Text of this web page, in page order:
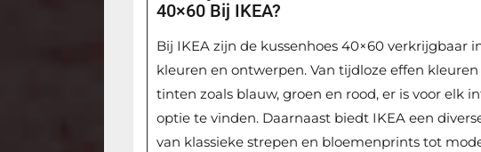
40×60 Bij IKEA?
Bij IKEA zijn de kussenhoes 40×60 verkrijgbaar
kleuren en ontwerpen. Van tijdloze effen
tinten zoals blauw, groen en rood, er is voor elk
optie te vinden. Daarnaast biedt IKEA een
van klassieke strepen en bloemenprints tot